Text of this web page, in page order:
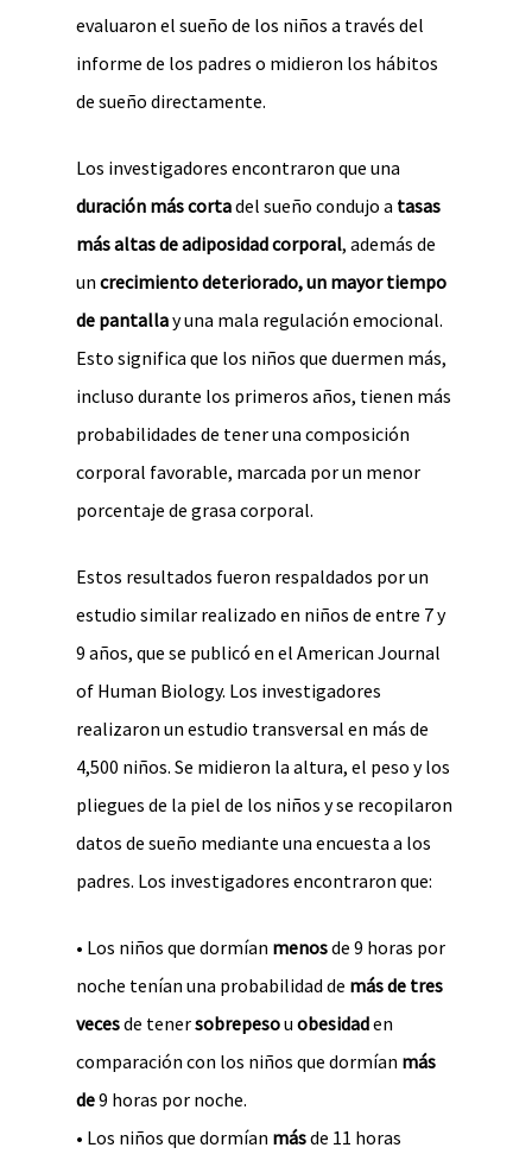
evaluaron el sueño de los niños a través del
informe de los padres o midieron los hábitos
de sueño directamente.
Los investigadores encontraron que una
duración más cortadel sueño condujo a tasas
más altas de adiposidad corporal, además de
un crecimiento deteriorado, un mayor tiempo
de pantallay una mala regulación emocional.
Esto significa que los niños que duermen más,
incluso durante los primeros años, tienen más
probabilidades de tener una composición
corporal favorable, marcada por un menor
porcentaje de grasa corporal.
Estos resultados fueron respaldados por un
estudio similar realizado en niños de entre 7 y
9 años, que se publicó en el American Journal
of Human Biology. Los investigadores
realizaron un estudio transversal en más de
4,500 niños. Se midieron la altura, el peso y los
pliegues de la piel de los niños y se recopilaron
datos de sueño mediante una encuesta a los
padres. Los investigadores encontraron que:
• Los niños que dormían menosde 9 horas por
noche tenían una probabilidad de más de tres
vecesde tenersobrepesou obesidaden
comparación con los niños que dormían más
de9 horas por noche.
• Los niños que dormían másde 11 horas